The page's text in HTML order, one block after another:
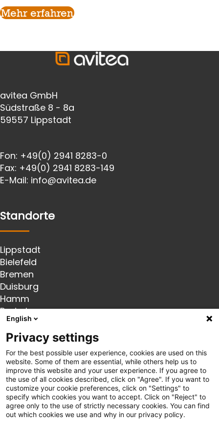
Mehr erfahren
avitea GmbH
Südstraße 8 - 8a
59557 Lippstadt
Fon: +49(0) 2941 8283-0
Fax: +49(0) 2941 8283-149
E-Mail: info@avitea.de
Standorte
Lippstadt
Bielefeld
Bremen
Duisburg
Hamm
Paderborn
Recklinghausen
Rheda-Wiedenbrück
Soest
Folgen Sie uns
Instagram
Linkedin
English
Privacy settings
For the best possible user experience, cookies are used on this
website. Some of them are essential, while others help us to
improve this website and your user experience. If you agree to
the use of all cookies described, click on "Agree". If you want to
customize your cookie preferences, click on "Settings" to
specify which cookies you want to accept. Click on "Reject" to
agree only to the use of strictly necessary cookies. You can find
out which cookies we use and why in our privacy policy.